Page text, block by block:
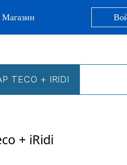
Магазин
+ IRIDI
+ iRidi